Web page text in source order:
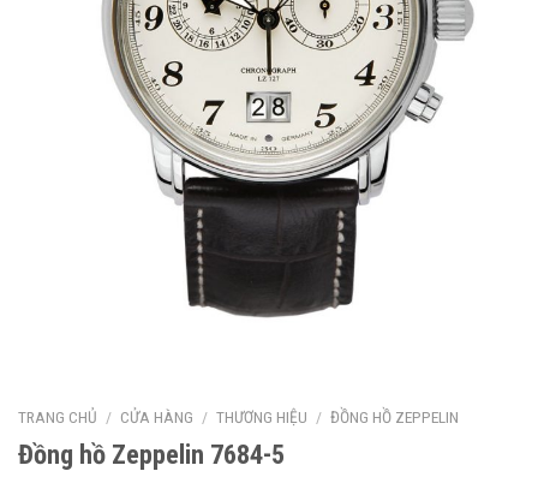
TRANG CHỦ / CỬA HÀNG / THƯƠNG HIỆU / ĐỒNG HỒ ZEPPELIN
Đồng hồ Zeppelin 7684-5